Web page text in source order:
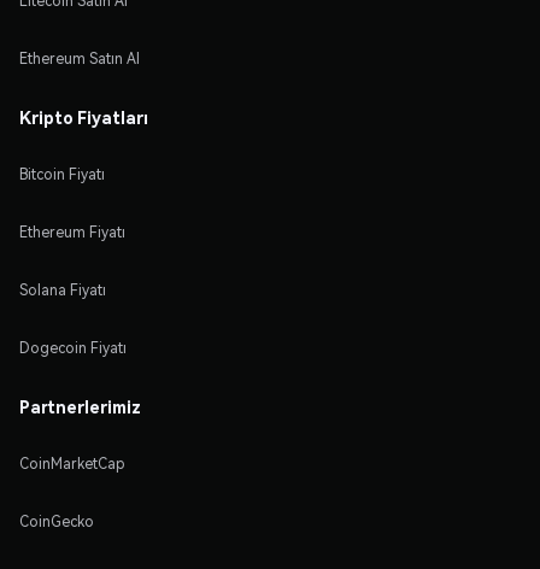
Ethereum Satın Al
Kripto Fiyatları
Bitcoin Fiyatı
Ethereum Fiyatı
Solana Fiyatı
Dogecoin Fiyatı
Partnerlerimiz
CoinMarketCap
CoinGecko